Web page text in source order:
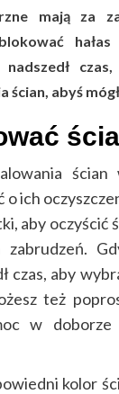
mają za
ścian, abyś
ścian
o ich
aby oczyścić
czas, aby
też
w doborze
kolor